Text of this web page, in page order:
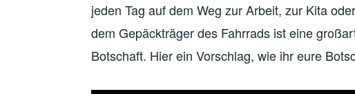
jeden Tag auf dem Weg zur Arbeit, zur Kita
dem Gepäckträger des Fahrrads ist eine
Botschaft. Hier ein Vorschlag, wie ihr eure